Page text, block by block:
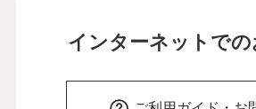
インターネットでの